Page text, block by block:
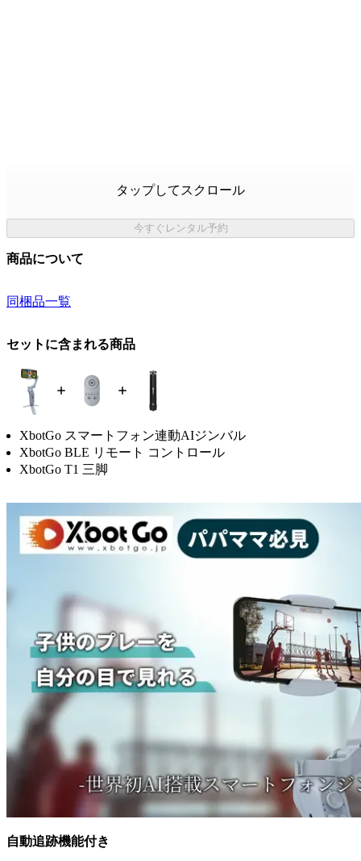
タップしてスクロール
今すぐレンタル予約
商品について
同梱品一覧
セットに含まれる商品
XbotGo スマートフォン連動AIジンバル
XbotGo BLE リモート コントロール
XbotGo T1 三脚
自動追跡機能付き